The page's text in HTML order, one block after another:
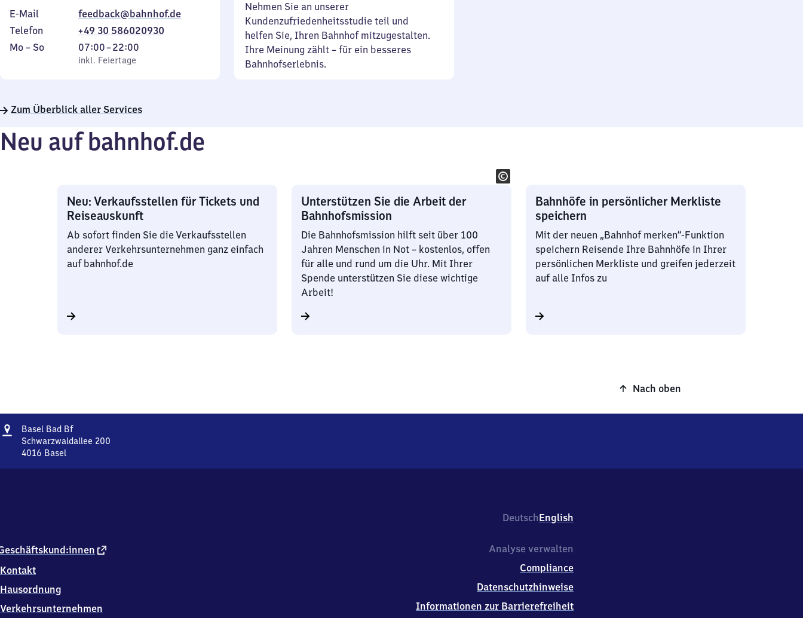
E-Mail
feedback@bahnhof.de
Telefon
+49 30 586020930
Montag
Mo – So,
inkl. Feiertage
07:00–22:00
Von
7
22
inkl. Feiertage
Nehmen Sie an unserer
Kundenzufriedenheitsstudie teil und
helfen Sie, Ihren Bahnhof mitzugestalten.
Ihre Meinung zählt – für ein besseres
Bahnhofserlebnis.
Zum Überblick aller Services
Neu auf bahnhof.de
Neu: Verkaufsstellen für Tickets und
Reiseauskunft
Ab sofort finden Sie die Verkaufsstellen
anderer Verkehrsunternehmen ganz einfach
auf bahnhof.de
Unterstützen Sie die Arbeit der
Bahnhofsmission
Die Bahnhofsmission hilft seit über 100
Jahren Menschen in Not – kostenlos, offen
für alle und rund um die Uhr. Mit Ihrer
Spende unterstützen Sie diese wichtige
Arbeit!
Bahnhöfe in persönlicher Merkliste
speichern
Mit der neuen „Bahnhof merken“-Funktion
speichern Reisende Ihre Bahnhöfe in Ihrer
persönlichen Merkliste und greifen jederzeit
auf alle Infos zu
Nach oben
Adresse
Basel Bad BfBasel
Ba​
Schwarzwaldallee 200
4016 Basel
0
6
Basel
DeutschEnglish
externer
Kontakt
Hausordnung
Verkehrsunternehmen
Analyse verwalten
Compliance
Datenschutzhinweise
Informationen zur Barrierefreiheit